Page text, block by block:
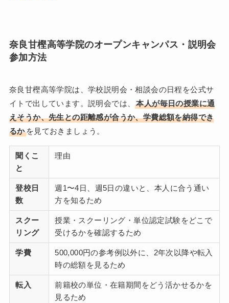
奈良甘樫高等学院のオープンキャンパス・説明会
参加方法
奈良甘樫高等学院は、学校説明会・相談会の日程を公式サ
イトで出しています。説明会では、本人が毎日の授業に通
えそうか、先生との距離感が合うか、学費総額を納得でき
るかを見ておきましょう。
聞くこ
と
理由
登校日
数
週1〜4日、週5日の違いと、本人に合う通い
方を知るため
スクー
リング
授業・スクーリング・単位認定試験をどこで
受けるかを確認するため
学費
500,000円の参考例以外に、2年次以降や転入
時の総額を見るため
転入
前籍校の単位・在籍期間をどう活かせるかを
見るため